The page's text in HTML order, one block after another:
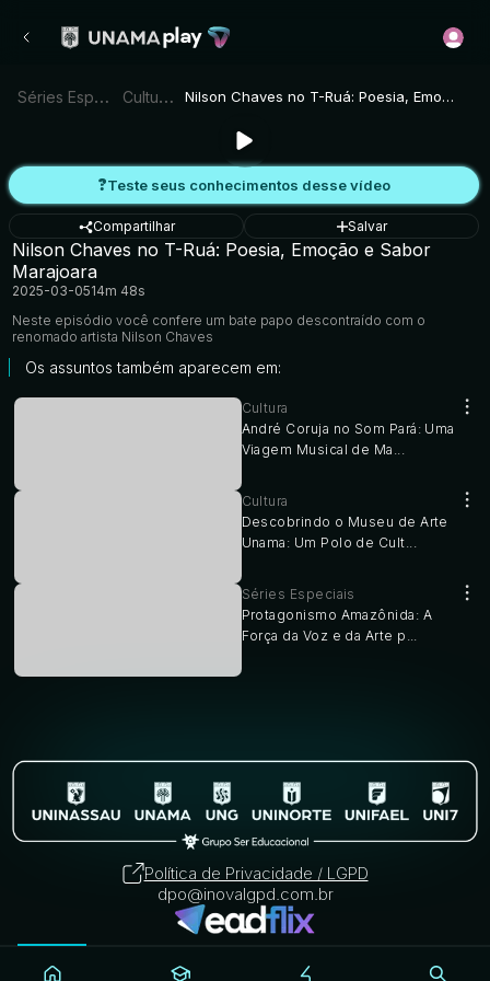
Séries Especiais >Cultura > Nilson Chaves no T-Ruá: Poesia, Emoção e Sabor Marajoara
Teste seus conhecimentos desse vídeo
Compartilhar Salvar
Nilson Chaves no T-Ruá: Poesia, Emoção e Sabor
Marajoara
2025-03-0514m 48s
Neste episódio você confere um bate papo descontraído com o
renomado artista Nilson Chaves
Os assuntos também aparecem em:
Cultura
André Coruja no Som Pará: Uma
Viagem Musical de Ma...
Cultura
Descobrindo o Museu de Arte
Unama: Um Polo de Cult...
Séries Especiais
Protagonismo Amazônida: A
Força da Voz e da Arte p...
Política de Privacidade / LGPD
dpo@inovalgpd.com.br